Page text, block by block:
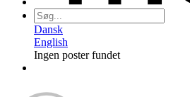
Dansk
English
Ingen poster fundet